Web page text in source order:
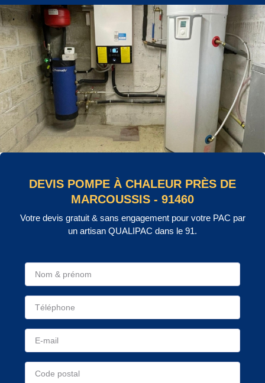
DEVIS POMPE À CHALEUR PRÈS DE
MARCOUSSIS - 91460
Votre devis gratuit & sans engagement pour votre PAC par
un artisan QUALIPAC dans le 91.